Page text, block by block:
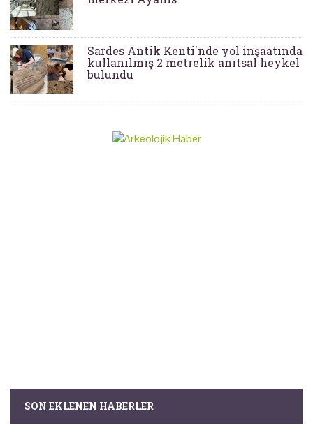
Sardes Antik Kenti'nde yol inşaatında
kullanılmış 2 metrelik anıtsal heykel
bulundu
SON EKLENEN HABERLER